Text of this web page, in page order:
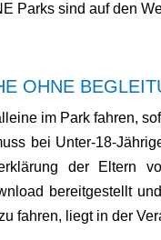
Parks sind auf den
OHNE
im Park fahren,
bei Unter-18-
der Eltern
bereitgestellt
fahren, liegt in der